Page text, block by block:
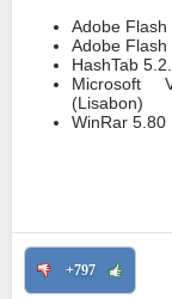
Adobe Flash
Adobe Flash
HashTab
Microsoft
(Lisabon)
WinRar 5.80
+797